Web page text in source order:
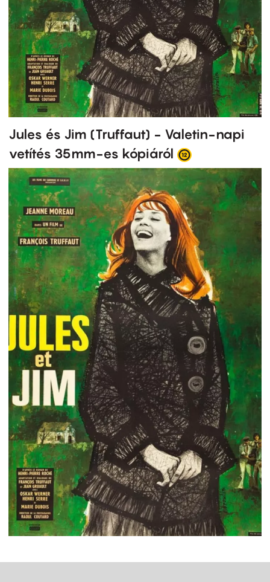
Jules és Jim (Truffaut) - Valetin-napi
vetítés 35mm-es kópiáról